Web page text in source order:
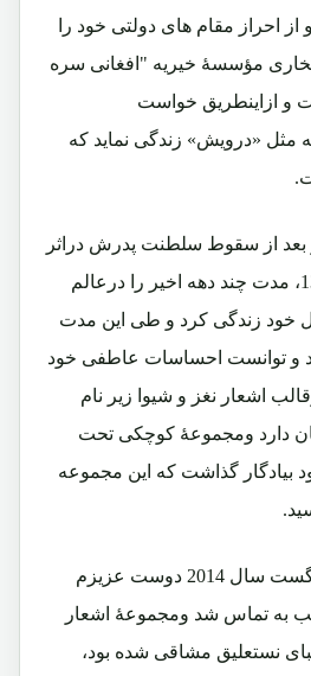
احراز مقام های دولتی خود را
مؤسسۀ خیریه "افغانی سره
و ازاینطریق خواست
مثل «درویش» زندگی نماید که
بعد از سقوط سلطنت پدرش دراثر
کودتای 26 سرطان 1352، مدت چند دهه اخیر را درعالم
خود زندگی کرد و طی این مدت
و توانست احساسات عاطفی خود
اشعار نغز و شیوا زیر نام
دارد ومجموعۀ کوچکی تحت
بیادگار گذاشت که این مجموعه
دریکی از روزهای ماه آگست سال 2014 دوست عزیزم
به تماس شد ومجموعۀ اشعار
نستعلیق مشاقی شده بود،